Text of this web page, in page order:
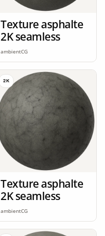
Texture asphalte
2K seamless
ambientCG
2K
Texture asphalte
2K seamless
ambientCG